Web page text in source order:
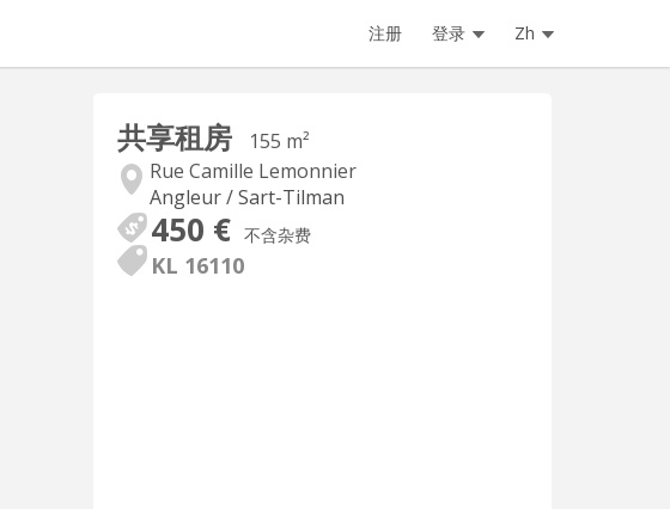
注册 登录 Zh
共享租房
155 m²
Rue Camille Lemonnier
Angleur / Sart-Tilman
450 € 不含杂费
KL 16110